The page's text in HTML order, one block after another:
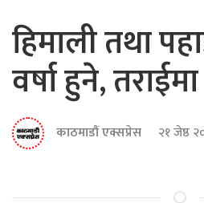
हिमाली तथा
वर्षा हुने,
काठमाडौं एक्सप्रेस २१ जेष्ठ